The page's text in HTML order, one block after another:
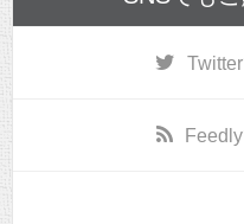
Twitter
Feedly